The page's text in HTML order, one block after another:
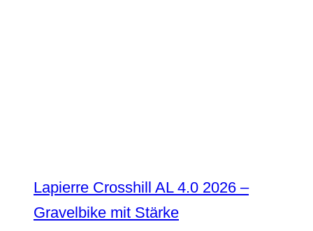
Lapierre Crosshill AL 4.0 2026 –
Gravelbike mit Stärke